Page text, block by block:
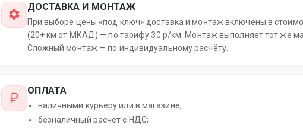
ДОСТАВКА И МОНТАЖ
При выборе цены «под ключ» доставка и монтаж включены в
(20+ км от МКАД) — по тарифу 30 р/км. Монтаж выполняет тот же
Сложный монтаж — по индивидуальному расчёту.
ОПЛАТА
наличными курьеру или в магазине;
безналичный расчёт с НДС;